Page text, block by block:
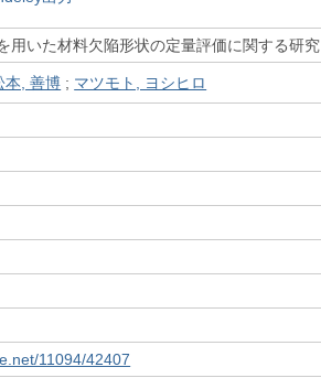
用いた材料欠陥形状の定量評価に関する研究
本, 善博 ; マツモト, ヨシヒロ
11094/42407